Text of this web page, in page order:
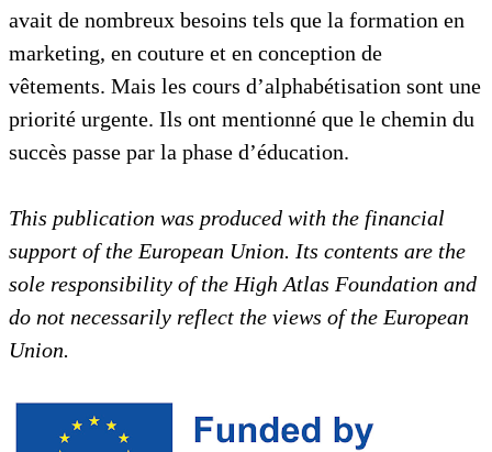
avait de nombreux besoins tels que la formation en
marketing, en couture et en conception de
vêtements. Mais les cours d’alphabétisation sont une
priorité urgente. Ils ont mentionné que le chemin du
succès passe par la phase d’éducation.
This publication was produced with the financial
support of the European Union. Its contents are the
sole responsibility of the High Atlas Foundation and
do not necessarily reflect the views of the European
Union.